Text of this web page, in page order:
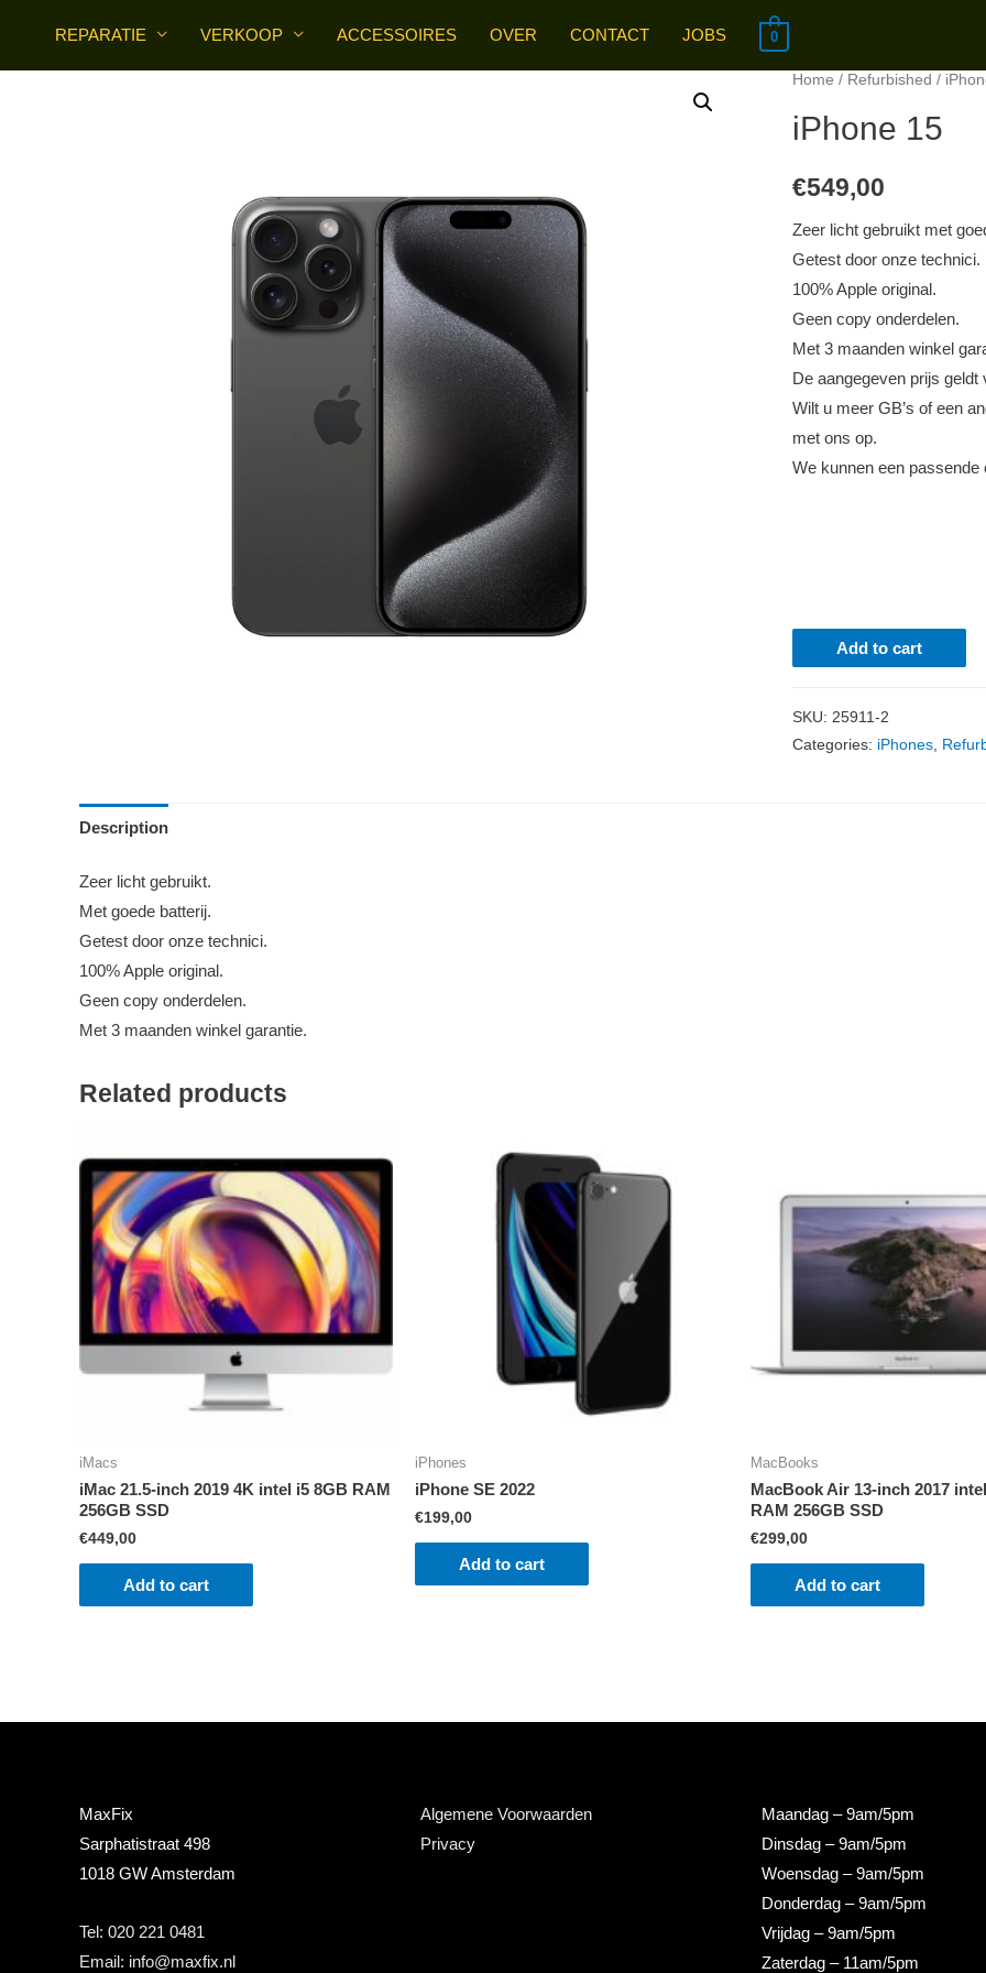
content
REPARATIE VERKOOP ACCESSOIRES OVER CONTACT JOBS 0
Home / Refurbished /
iPhone 15
€549,00
Zeer licht gebruikt met
Getest door onze technici.
100% Apple original.
Geen copy onderdelen.
Met 3 maanden winkel
De aangegeven prijs
Wilt u meer GB’s of een
met ons op.
We kunnen een passende
iPhone
15
Add to cart
SKU: 25911-2
Categories: iPhones
Description
Zeer licht gebruikt.
Met goede batterij.
Getest door onze technici.
100% Apple original.
Geen copy onderdelen.
Met 3 maanden winkel garantie.
Related products
iMacs
iMac 21.5-inch 2019 4K intel i5 8GB RAM
256GB SSD
€449,00
Add to cart
iPhones
iPhone SE 2022
€199,00
Add to cart
MacBooks
MacBook Air 13-inch 2017
RAM 256GB SSD
€299,00
Add to cart
MaxFix
Sarphatistraat 498
1018 GW Amsterdam
Tel: 020 221 0481
Email: info@maxfix.nl
Algemene Voorwaarden
Privacy
Maandag – 9am/5pm
Dinsdag – 9am/5pm
Woensdag – 9am/5pm
Donderdag – 9am/5pm
Vrijdag – 9am/5pm
Zaterdag – 11am/5pm